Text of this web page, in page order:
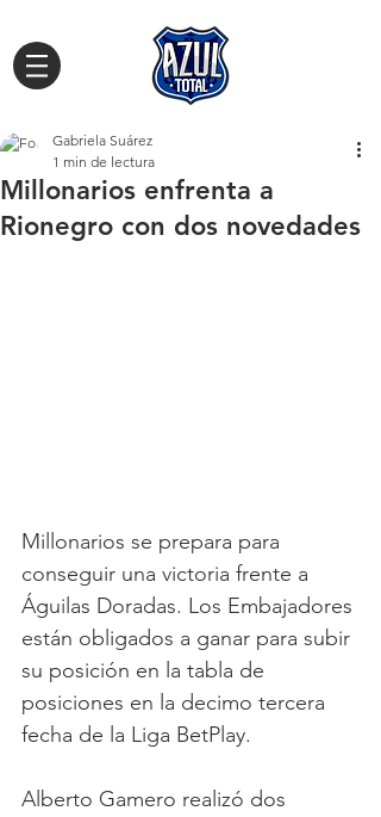
Millonarios enfrenta a
Rionegro con dos novedades
Gabriela Suárez
1 min de lectura
Millonarios se prepara para
conseguir una victoria frente a
Águilas Doradas. Los Embajadores
están obligados a ganar para subir
su posición en la tabla de
posiciones en la decimo tercera
fecha de la Liga BetPlay.
Alberto Gamero realizó dos